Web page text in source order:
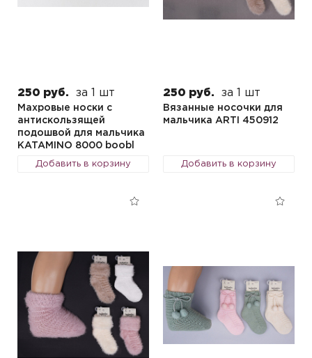
250 руб. за 1 шт
Махровые носки с
антискользящей
подошвой для мальчика
KATAMINO 8000 boobl
Добавить в корзину
250 руб. за 1 шт
Вязанные носочки для
мальчика ARTI 450912
Добавить в корзину